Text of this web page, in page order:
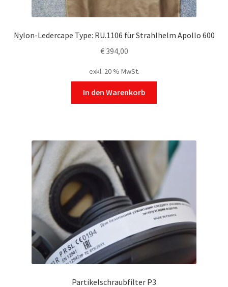
Nylon-Ledercape Type: RU.1106 für Strahlhelm Apollo 600
€394,00
exkl. 20 % MwSt.
In den Warenkorb
Partikelschraubfilter P3